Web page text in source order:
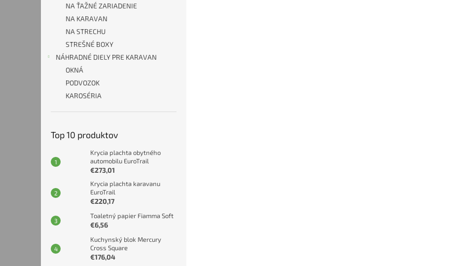
NA ŤAŽNÉ ZARIADENIE
NA KARAVAN
NA STRECHU
STREŠNÉ BOXY
NÁHRADNÉ DIELY PRE KARAVAN
OKNÁ
PODVOZOK
KAROSÉRIA
Top 10 produktov
Krycia plachta obytného
automobilu EuroTrail
€273,01
Krycia plachta karavanu
EuroTrail
€220,17
Toaletný papier Fiamma Soft
€6,56
Kuchynský blok Mercury
Cross Square
€176,04